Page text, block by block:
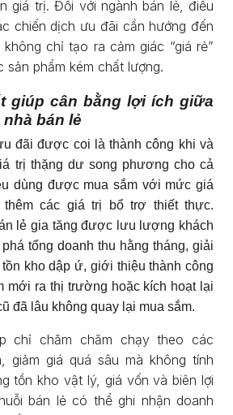
giá trị. Đối với ngành bán lẻ, điều
chiến dịch ưu đãi cần hướng đến
chỉ tạo ra cảm giác “giá rẻ”
sản phẩm kém chất lượng.
giúp cân bằng lợi ích giữa
bán lẻ
đãi được coi là thành công khi và
trị thặng dư song phương cho cả
dùng được mua sắm với mức giá
các giá trị bổ trợ thiết thực.
lẻ gia tăng được lưu lượng khách
tổng doanh thu hằng tháng, giải
kho dập ứ, giới thiệu thành công
mới ra thị trường hoặc kích hoạt lại
đã lâu không quay lại mua sắm.
chỉ chăm chăm chạy theo các
giảm giá quá sâu mà không tính
tồn kho vật lý, giá vốn và biên lợi
bán lẻ có thể ghi nhận doanh